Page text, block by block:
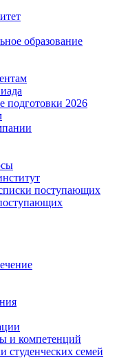
образование
подготовки 2026
поступающих
и компетенций
студенческих семей